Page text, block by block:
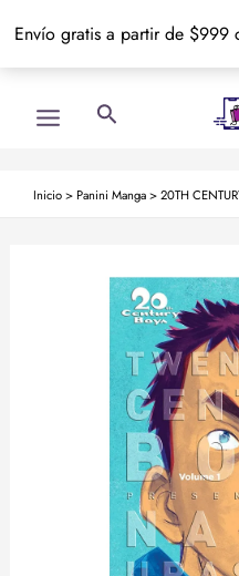
Envío gratis a partir de
Menu
Buscar
Inicio> Panini Manga>20TH